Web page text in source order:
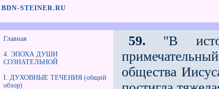
BDN-STEINER.RU
Главная
4. ЭПОХА ДУШИ
СОЗНАТЕЛЬНОЙ
I. ДУХОВНЫЕ ТЕЧЕНИЯ (общий
обзор)
59. "В
общества